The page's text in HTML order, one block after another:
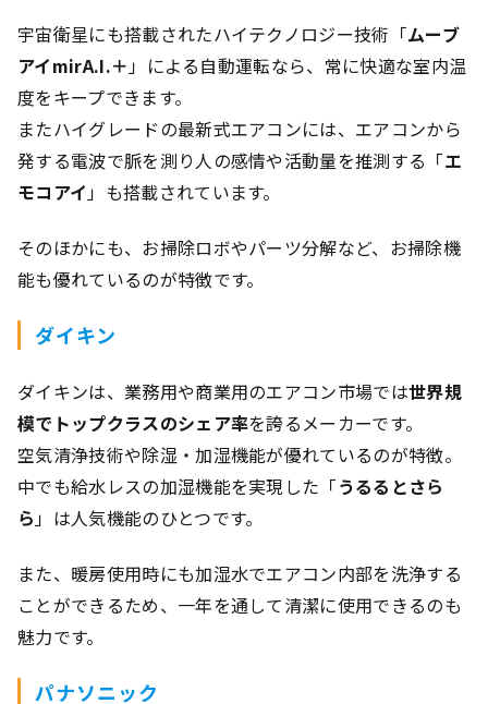
宇宙衛星にも搭載されたハイテクノロジー技術「ムーブ
アイmirA.I.＋」による自動運転なら、常に快適な室内温
度をキープできます。
またハイグレードの最新式エアコンには、エアコンから
発する電波で脈を測り人の感情や活動量を推測する「エ
モコアイ」も搭載されています。
そのほかにも、お掃除ロボやパーツ分解など、お掃除機
能も優れているのが特徴です。
ダイキン
ダイキンは、業務用や商業用のエアコン市場では世界規
模でトップクラスのシェア率を誇るメーカーです。
空気清浄技術や除湿・加湿機能が優れているのが特徴。
中でも給水レスの加湿機能を実現した「うるるとさら
ら 」は人気機能のひとつです。
また、暖房使用時にも加湿水でエアコン内部を洗浄する
ことができるため、一年を通して清潔に使用できるのも
魅力です。
パナソニック